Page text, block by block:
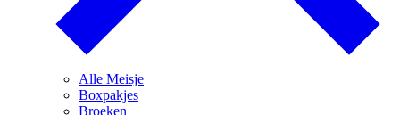
Alle Meisje
Boxpakjes
Broeken